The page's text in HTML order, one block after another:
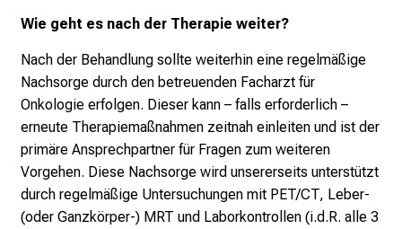
Wie geht es nach der Therapie weiter?
Nach der Behandlung sollte weiterhin eine regelmäßige
Nachsorge durch den betreuenden Facharzt für
Onkologie erfolgen. Dieser kann – falls erforderlich –
erneute Therapiemaßnahmen zeitnah einleiten und ist der
primäre Ansprechpartner für Fragen zum weiteren
Vorgehen. Diese Nachsorge wird unsererseits unterstützt
durch regelmäßige Untersuchungen mit PET/CT, Leber-
(oder Ganzkörper-) MRT und Laborkontrollen (i.d.R. alle 3